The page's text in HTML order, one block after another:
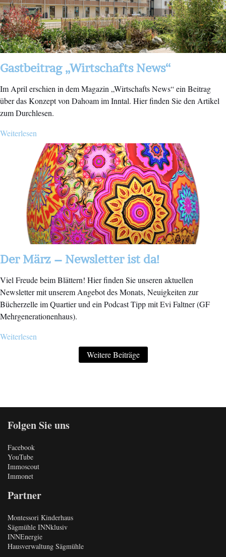
Gastbeitrag „Wirtschafts News“
Im April erschien in dem Magazin „Wirtschafts News“ ein Beitrag
über das Konzept von Dahoam im Inntal. Hier finden Sie den Artikel
zum Durchlesen.
Weiterlesen
Der März – Newsletter ist da!
Viel Freude beim Blättern! Hier finden Sie unseren aktuellen
Newsletter mit unserem Angebot des Monats, Neuigkeiten zur
Bücherzelle im Quartier und ein Podcast Tipp mit Evi Faltner (GF
Mehrgenerationenhaus).
Weiterlesen
Weitere Beiträge
Folgen Sie uns
Facebook
YouTube
Immoscout
Immonet
Partner
Montessori Kinderhaus
Sägmühle INNklusiv
INNEnergie
Hausverwaltung Sägmühle